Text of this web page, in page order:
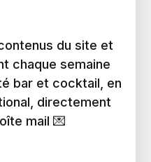
du site et
chaque semaine
bar et cocktail, en
directement
mail 💌